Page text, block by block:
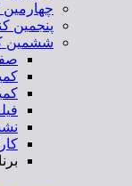
چهارمین
پنجمین
ششمین